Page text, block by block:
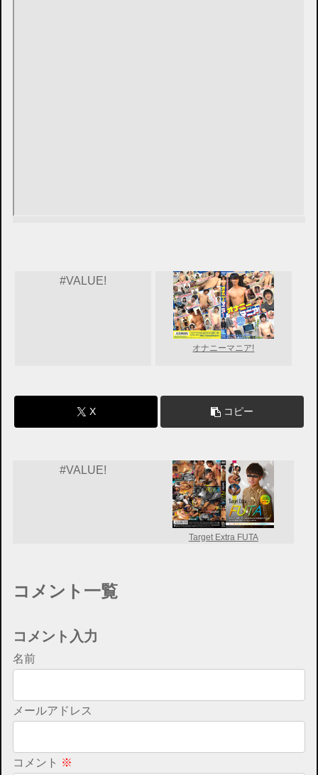
#VALUE!
オナニーマニア!
X コピー
#VALUE!
Target Extra FUTA
コメント一覧
コメント入力
名前
メールアドレス
コメント ※